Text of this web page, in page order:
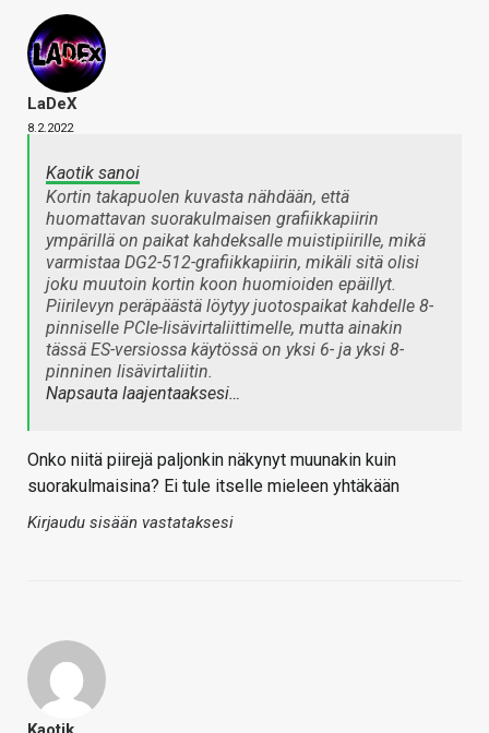
LaDeX
8.2.2022
Kaotik sanoi
Kortin takapuolen kuvasta nähdään, että
huomattavan suorakulmaisen grafiikkapiirin
ympärillä on paikat kahdeksalle muistipiirille, mikä
varmistaa DG2-512-grafiikkapiirin, mikäli sitä olisi
joku muutoin kortin koon huomioiden epäillyt.
Piirilevyn peräpäästä löytyy juotospaikat kahdelle 8-
pinniselle PCIe-lisävirtaliittimelle, mutta ainakin
tässä ES-versiossa käytössä on yksi 6- ja yksi 8-
pinninen lisävirtaliitin.
Napsauta laajentaaksesi…
Onko niitä piirejä paljonkin näkynyt muunakin kuin
suorakulmaisina? Ei tule itselle mieleen yhtäkään
Kirjaudu sisään vastataksesi